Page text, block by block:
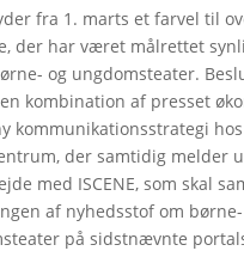
fra 1. marts et farvel til
der har været målrettet
og ungdomsteater.
kombination af presset
kommunikationsstrategi
der samtidig melder
med ISCENE, som skal
af nyhedsstof om
på sidstnævnte